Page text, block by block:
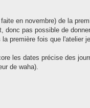
en novembre) de la
donc pas possible de
première fois que l'atelier
les dates précise des
de waha).